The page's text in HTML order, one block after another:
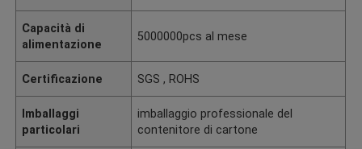
Capacità di
alimentazione
5000000pcs al mese
Certificazione SGS , ROHS
Imballaggi
particolari
imballaggio professionale del
contenitore di cartone